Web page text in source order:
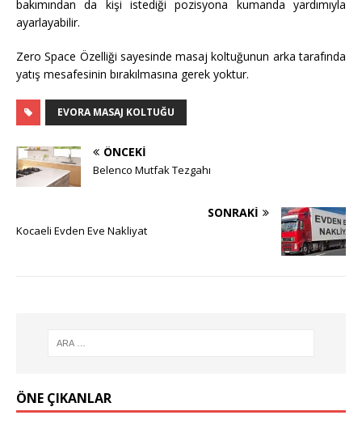
bakımından da kişi istediği pozisyona kumanda yardımıyla
ayarlayabilir.
Zero Space Özelliği sayesinde masaj koltuğunun arka tarafında
yatış mesafesinin bırakılmasına gerek yoktur.
EVORA MASAJ KOLTUĞU
ÖNCEKI
Belenco Mutfak Tezgahı
SONRAKI
Kocaeli Evden Eve Nakliyat
ÖNE ÇIKANLAR